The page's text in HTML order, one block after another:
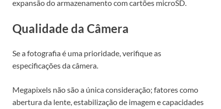
expansão do armazenamento com cartões microSD.
Qualidade da Câmera
Se a fotografia é uma prioridade, verifique as
especificações da câmera.
Megapixels não são a única consideração; fatores como
abertura da lente, estabilização de imagem e capacidades